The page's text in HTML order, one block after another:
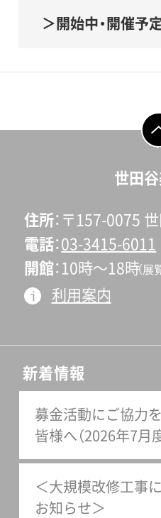
開始中・開催予
ページの
世田
住所 〒157-0075
電話 03-3415-6011
開館 10時〜18時（展
利用案内
新着情報
募金活動にご協力
皆様へ（2026年7月
＜大規模改修工事
お知らせ＞